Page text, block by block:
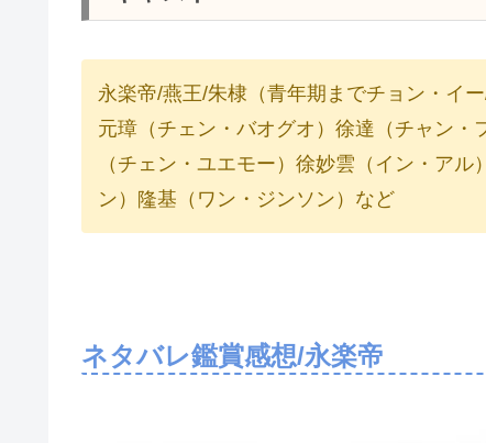
永楽帝/燕王/朱棣（青年期までチョン・イ
元璋（チェン・バオグオ）徐達（チャン
（チェン・ユエモー）徐妙雲（イン・ア
ン）隆基（ワン・ジンソン）など
ネタバレ鑑賞感想/永楽帝